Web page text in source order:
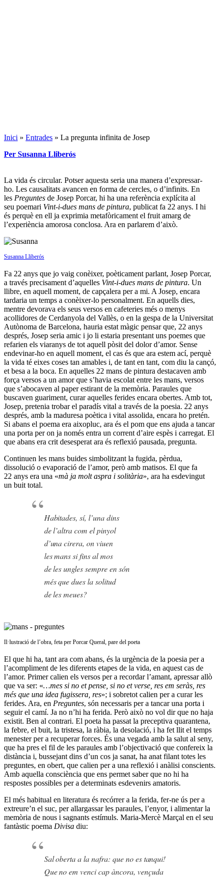
Inici » Entrades » La pregunta infinita de Josep
Per Susanna Lliberós
La vida és circular. Potser aquesta seria una manera d’expressar-
ho. Les causalitats avancen en forma de cercles, o d’infinits. En
les Preguntes de Josep Porcar, hi ha una referència explícita al
seu poemari Vint-i-dues mans de pintura, publicat fa 22 anys. I hi
és perquè en ell ja exprimia metafòricament el fruit amarg de
l’experiència amorosa conclosa. Ara en parlarem d’això.
Susanna Lliberós
Fa 22 anys que jo vaig conèixer, poèticament parlant, Josep Porcar,
a través precisament d’aquelles Vint-i-dues mans de pintura. Un
llibre, en aquell moment, de capçalera per a mi. A Josep, encara
tardaria un temps a conèixer-lo personalment. En aquells dies,
mentre devorava els seus versos en cafeteries més o menys
acollidores de Cerdanyola del Vallès, o en la gespa de la Universitat
Autònoma de Barcelona, hauria estat màgic pensar que, 22 anys
després, Josep seria amic i jo li estaria presentant uns poemes que
refarien els viaranys de tot aquell pòsit del dolor d’amor. Sense
endevinar-ho en aquell moment, el cas és que ara estem ací, perquè
la vida té eixes coses tan amables i, de tant en tant, com diu la cançó,
et besa a la boca. En aquelles 22 mans de pintura destacaven amb
força versos a un amor que s’havia escolat entre les mans, versos
que s’abocaven al paper estirant de la memòria. Paraules que
buscaven guariment, curar aquelles ferides encara obertes. Amb tot,
Josep, pretenia trobar el paradís vital a través de la poesia. 22 anys
després, amb la maduresa poètica i vital assolida, encara ho pretén.
Si abans el poema era aixopluc, ara és el pom que ens ajuda a tancar
una porta per on ja només entra un corrent d’aire espès i carregat. El
que abans era crit desesperat ara és reflexió pausada, pregunta.
Continuen les mans buides simbolitzant la fugida, pèrdua,
dissolució o evaporació de l’amor, però amb matisos. El que fa
22 anys era una «mà ja molt aspra i solitària», ara ha esdevingut
un buit total.
Habitades, sí, l’una dins
de l’altra com el pinyol
d’una cirera, on viuen
les mans si fins al mos
de les ungles sempre en són
més que dues la solitud
de les meues?
Il·lustració de l’obra, feta per Porcar Queral, pare del poeta
El que hi ha, tant ara com abans, és la urgència de la poesia per a
l’acompliment de les diferents etapes de la vida, en aquest cas de
l’amor. Primer calien els versos per a recordar l’amant, apressar allò
que va ser: «…mes si no et pense, si no et verse, res em seràs, res
més que una idea fugissera, res»; i sobretot calien per a curar les
ferides. Ara, en Preguntes, són necessaris per a tancar una porta i
seguir el camí. Ja no n’hi ha ferida. Però això no vol dir que no haja
existit. Ben al contrari. El poeta ha passat la preceptiva quarantena,
la febre, el buit, la tristesa, la ràbia, la desolació, i ha fet llit el temps
menester per a recuperar forces. És una vegada amb la salut al seny,
que ha pres el fil de les paraules amb l’objectivació que confereix la
distància i, bussejant dins d’un cos ja sanat, ha anat filant totes les
preguntes, en obert, que calien per a una reflexió i anàlisi conscients.
Amb aquella consciència que ens permet saber que no hi ha
respostes possibles per a determinats esdevenirs amatoris.
El més habitual en literatura és recórrer a la ferida, fer-ne ús per a
extreure’n el suc, per allargassar les paraules, l’enyor, i alimentar la
memòria de nous i sagnants estímuls. Maria-Mercè Marçal en el seu
fantàstic poema Divisa diu:
Sal oberta a la nafra: que no es tanqui!
Que no em venci cap àncora, vençuda